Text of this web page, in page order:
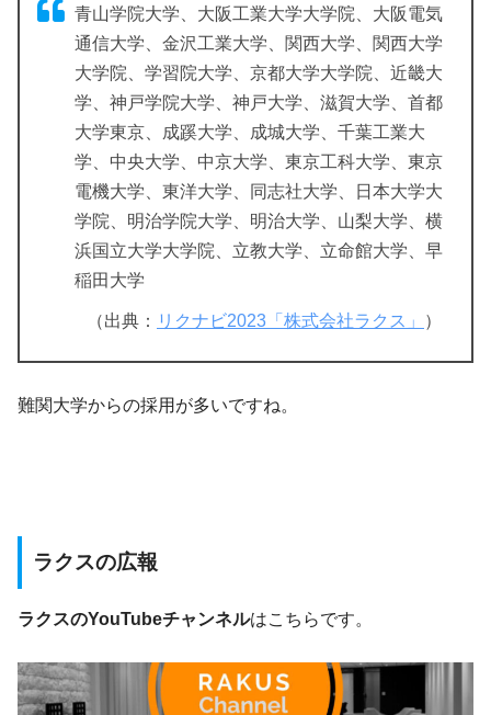
青山学院大学、大阪工業大学大学院、大阪電気
通信大学、金沢工業大学、関西大学、関西大学
大学院、学習院大学、京都大学大学院、近畿大
学、神戸学院大学、神戸大学、滋賀大学、首都
大学東京、成蹊大学、成城大学、千葉工業大
学、中央大学、中京大学、東京工科大学、東京
電機大学、東洋大学、同志社大学、日本大学大
学院、明治学院大学、明治大学、山梨大学、横
浜国立大学大学院、立教大学、立命館大学、早
稲田大学
（出典： リクナビ2023「株式会社ラクス」 ）
難関大学からの採用が多いですね。
ラクスの広報
ラクスのYouTubeチャンネルはこちらです。